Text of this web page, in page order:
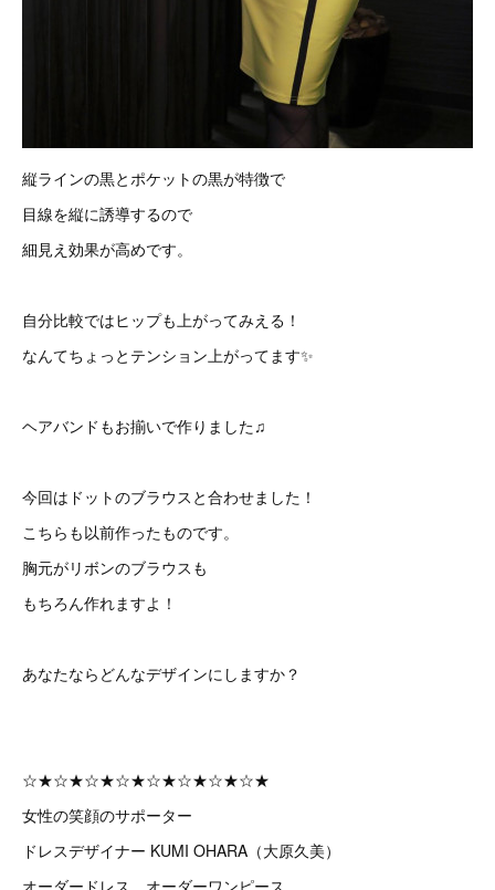
縦ラインの黒とポケットの黒が特徴で
目線を縦に誘導するので
細見え効果が高めです。
自分比較ではヒップも上がってみえる！
なんてちょっとテンション上がってます✨
ヘアバンドもお揃いで作りました♫
今回はドットのブラウスと合わせました！
こちらも以前作ったものです。
胸元がリボンのブラウスも
もちろん作れますよ！
あなたならどんなデザインにしますか？
☆★☆★☆★☆★☆★☆★☆★☆★
女性の笑顔のサポーター
ドレスデザイナー KUMI OHARA（大原久美）
オーダードレス、オーダーワンピース、